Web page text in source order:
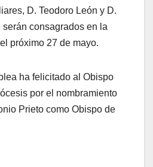
D. Teodoro León y D.
consagrados en la
próximo 27 de mayo.
ha felicitado al Obispo
por el nombramiento
Prieto como Obispo de